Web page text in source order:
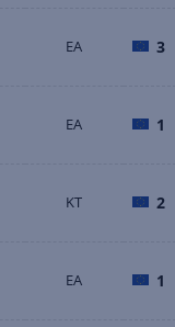
EA 3
EA 1
KT 2
EA 1